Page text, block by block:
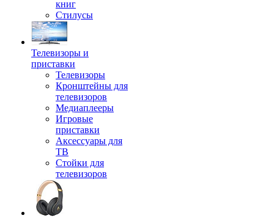
книг
Стилусы
Телевизоры и
приставки
Телевизоры
Кронштейны для
телевизоров
Медиаплееры
Игровые
приставки
Аксессуары для
ТВ
Стойки для
телевизоров